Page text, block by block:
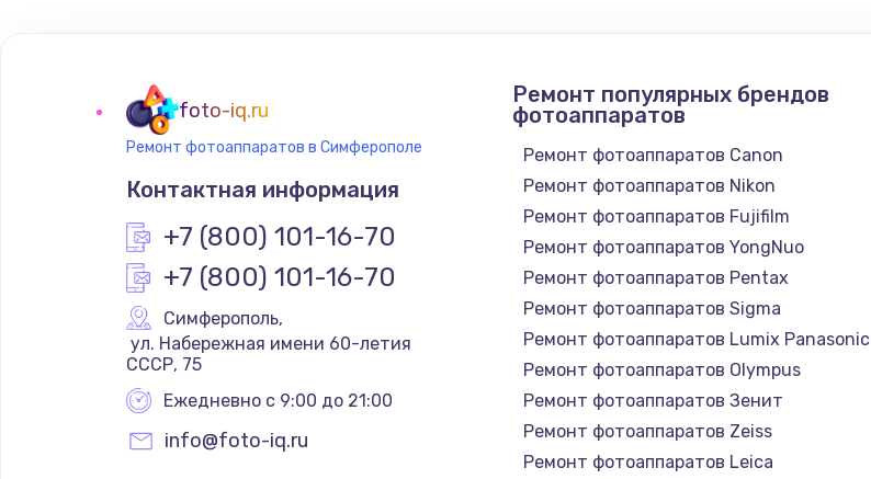
foto-iq.ru
Ремонт фотоаппаратов в Симферополе
Контактная информация
+7 (800) 101-16-70
+7 (800) 101-16-70
Симферополь,
СССР, 75
Ежедневно с 9:00 до 21:00
info@foto-iq.ru
Ремонт популярных брендов
фотоаппаратов
Ремонт фотоаппаратов Canon
Ремонт фотоаппаратов Nikon
Ремонт фотоаппаратов Fujifilm
Ремонт фотоаппаратов YongNuo
Ремонт фотоаппаратов Pentax
Ремонт фотоаппаратов Sigma
Ремонт фотоаппаратов Lumix Panasonic
Ремонт фотоаппаратов Olympus
Ремонт фотоаппаратов Зенит
Ремонт фотоаппаратов Zeiss
Ремонт фотоаппаратов Leica